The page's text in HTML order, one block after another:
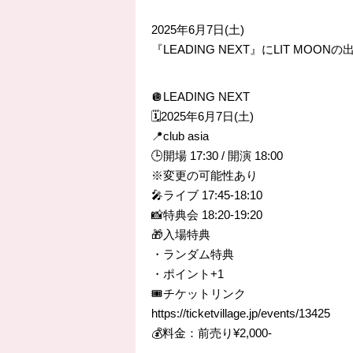
2025年6月7日(土)
『LEADING NEXT』にLIT MOONの
🪩LEADING NEXT
🗓️2025年6月7日(土)
📍club asia
🕒開場 17:30 / 開演 18:00
※変更の可能性あり
🎤ライブ 17:45-18:10
📸特典会 18:20-19:20
🎁入場特典
・ランダム特典
・ポイント+1
🎟️チケットリンク
https://ticketvillage.jp/events/13425
💰料金：前売り¥2,000-